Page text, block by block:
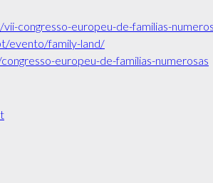
congresso-europeu-de-familias-
evento/family-land/
europeu-de-familias-numerosas